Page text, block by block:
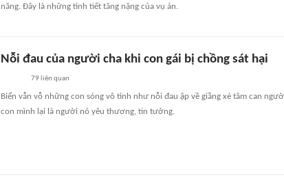
năng. Đây là những tình tiết tăng nặng của vụ án.
Nỗi đau của người cha khi con gái bị chồng sát hại
79 liên quan
Biển vẫn vỗ những con sóng vô tình như nỗi đau ập về giằng xé tâm can
con mình lại là người nó yêu thương, tin tưởng.